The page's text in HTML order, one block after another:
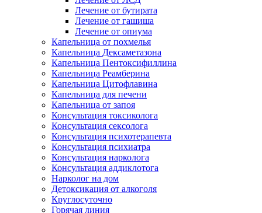
Лечение от бутирата
Лечение от гашиша
Лечение от опиума
Капельница от похмелья
Капельница Дексаметазона
Капельница Пентоксифиллина
Капельница Реамберина
Капельница Цитофлавина
Капельница для печени
Капельница от запоя
Консультация токсиколога
Консультация сексолога
Консультация психотерапевта
Консультация психиатра
Консультация нарколога
Консультация аддиклотога
Нарколог на дом
Детоксикация от алкоголя
Круглосуточно
Горячая линия